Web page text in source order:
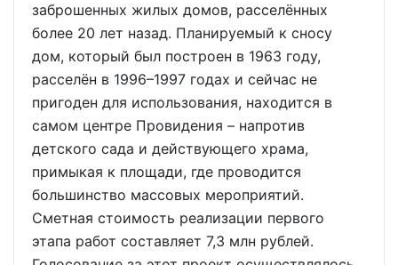
заброшенных жилых домов, расселённых
более 20 лет назад. Планируемый к сносу
дом, который был построен в 1963 году,
расселён в 1996–1997 годах и сейчас не
пригоден для использования, находится в
самом центре Провидения – напротив
детского сада и действующего храма,
примыкая к площади, где проводится
большинство массовых мероприятий.
Сметная стоимость реализации первого
этапа работ составляет 7,3 млн рублей.